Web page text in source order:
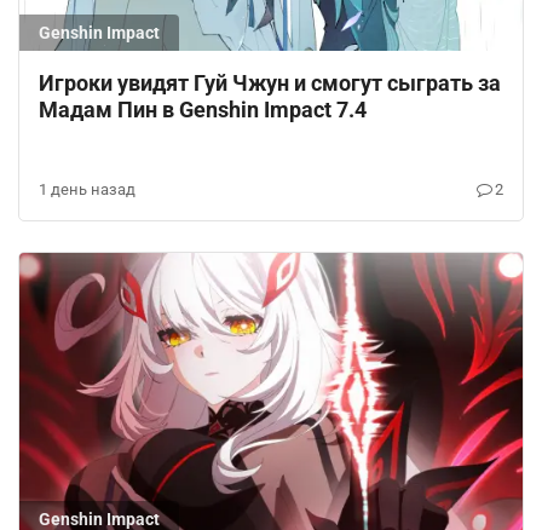
Genshin Impact
Игроки увидят Гуй Чжун и смогут сыграть за
Мадам Пин в Genshin Impact 7.4
1 день назад 2
Genshin Impact